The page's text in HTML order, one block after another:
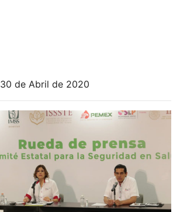
30 de Abril de 2020